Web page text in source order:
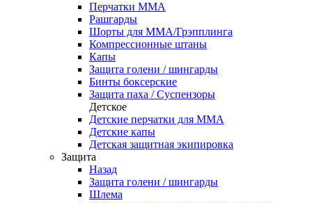
Перчатки ММА
Рашгарды
Шорты для ММА/Грэпплинга
Компрессионные штаны
Капы
Защита голени / шингарды
Бинты боксерские
Защита паха / Суспензоры
Детское
Детские перчатки для ММА
Детские капы
Детская защитная экипировка
Защита
Назад
Защита голени / шингарды
Шлема